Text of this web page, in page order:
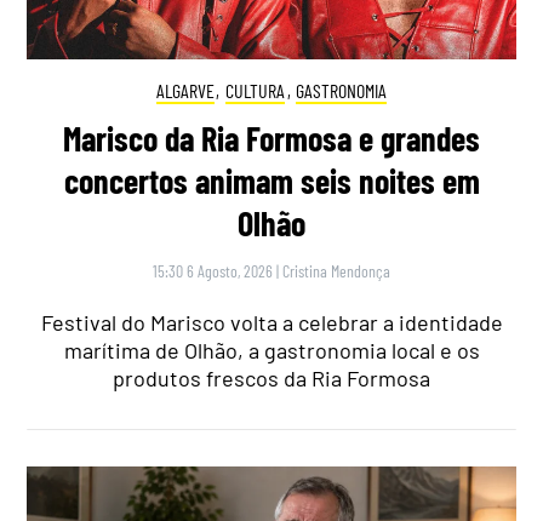
ALGARVE, CULTURA , GASTRONOMIA
Marisco da Ria Formosa e grandes
concertos animam seis noites em
Olhão
15:30 6 Agosto, 2026 | Cristina Mendonça
Festival do Marisco volta a celebrar a identidade
marítima de Olhão, a gastronomia local e os
produtos frescos da Ria Formosa